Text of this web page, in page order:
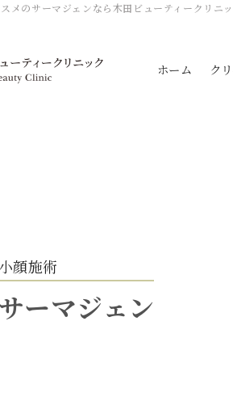
メのサーマジェンなら木田ビューティークリニ
ホーム ク
小顔施術
サーマジェン